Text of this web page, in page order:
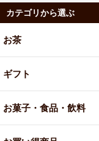
カテゴリから選ぶ
お茶
ギフト
お菓子・食品・飲料